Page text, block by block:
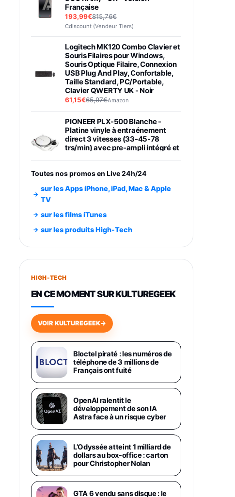
Française
193,99€815,76€
Cdiscount (Vendeur Tiers)
Logitech MK120 Combo Clavier et
Souris Filaires pour Windows,
Souris Optique Filaire, Connexion
USB Plug And Play, Confortable,
Taille Standard, PC/Portable,
Clavier QWERTY UK - Noir
61,15€65,97€Amazon
PIONEER PLX-500 Blanche -
Platine vinyle à entraénement
direct 3 vitesses (33-45-78
trs/min) avec pre-ampli intégré et
Smartphone SAMSUNG Galaxy
Smartphone SAMSUNG Galaxy
S26+ Violet 256Go
749,99€1240,43€Fnac (Vendeur Tiers)
648,63€
Smartphone Android 5G avec
Galaxy AI, 512 Go, Chargeur
Secteur Rapide 25W Inclus,
Smartphone déverrouillé, Noir,
Version FR
1019€1399€Fnac (Vendeur Tiers)
Galaxy S26 Ultra 512 Go Bleu
1019€ 1399€Fnac (Vendeur Tiers)
Galaxy S26 Ultra 256 Go Violet
892€1199€
Philips SHK2000BL - Casque
Enfant - Bleu & Répartiteur Audio
5 Casques, Blanc
24,94€ 29,96€Fnac (Vendeur Tiers)
Toutes nos promos en Live 24h/24
sur les Apps iPhone, iPad, Mac & Apple
TV
sur les films iTunes
sur les produits High-Tech
HIGH-TECH
EN CE MOMENT SUR KULTUREGEEK
VOIR KULTUREGEEK→
Bloctel piraté : les numéros de
téléphone de 3 millions de
Français ont fuité
OpenAI ralentit le
développement de son IA
Astra face à un risque cyber
L’Odyssée atteint 1 milliard de
dollars au box-office : carton
pour Christopher Nolan
GTA 6 vendu sans disque : le